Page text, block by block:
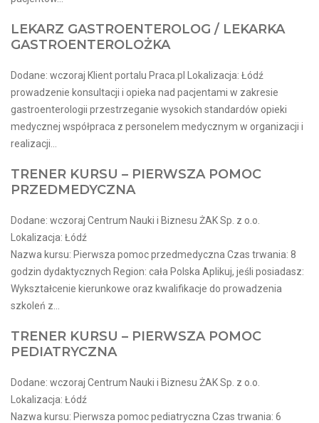
LEKARZ GASTROENTEROLOG / LEKARKA
GASTROENTEROLOŻKA
Dodane: wczoraj Klient portalu Praca.pl Lokalizacja: Łódź
prowadzenie konsultacji i opieka nad pacjentami w zakresie
gastroenterologii przestrzeganie wysokich standardów opieki
medycznej współpraca z personelem medycznym w organizacji i
realizacji...
TRENER KURSU – PIERWSZA POMOC
PRZEDMEDYCZNA
Dodane: wczoraj Centrum Nauki i Biznesu ŻAK Sp. z o.o.
Lokalizacja: Łódź
Nazwa kursu: Pierwsza pomoc przedmedyczna Czas trwania: 8
godzin dydaktycznych Region: cała Polska Aplikuj, jeśli posiadasz:
Wykształcenie kierunkowe oraz kwalifikacje do prowadzenia
szkoleń z...
TRENER KURSU – PIERWSZA POMOC
PEDIATRYCZNA
Dodane: wczoraj Centrum Nauki i Biznesu ŻAK Sp. z o.o.
Lokalizacja: Łódź
Nazwa kursu: Pierwsza pomoc pediatryczna Czas trwania: 6